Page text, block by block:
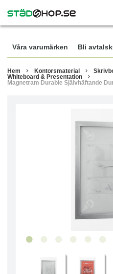
Våra varumärken Bli
Hem Kontorsmaterial
Whiteboard & Presentation
Magnetram Durable Självhäftande